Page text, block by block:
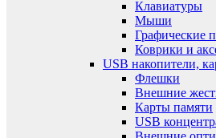
Клавиатуры
Мыши
Графические
Коврики и
USB накопители,
Флешки
Внешние
Карты памяти
USB